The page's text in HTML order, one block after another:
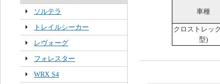
ソルテラ
トレイルシーカー
レヴォーグ
フォレスター
WRX S4
車種
クロストレッ
型)